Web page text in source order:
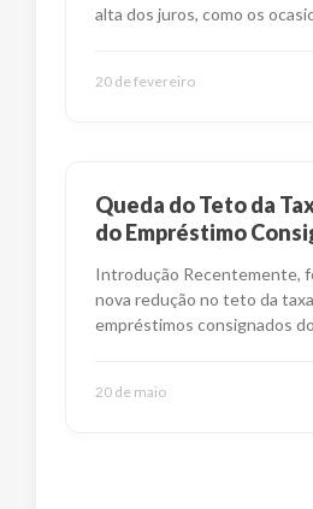
alta dos juros, como os
20 de fevereiro
Queda do Teto da
do Empréstimo
Introdução Recentemente,
nova redução no teto da
empréstimos consignados
20 de maio